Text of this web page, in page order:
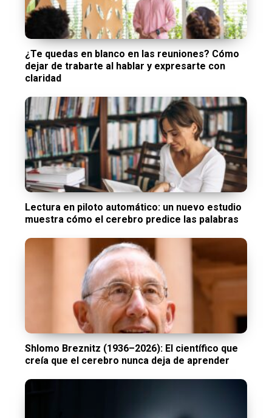
¿Te quedas en blanco en las reuniones? Cómo
dejar de trabarte al hablar y expresarte con
claridad
Lectura en piloto automático: un nuevo estudio
muestra cómo el cerebro predice las palabras
Shlomo Breznitz (1936–2026): El científico que
creía que el cerebro nunca deja de aprender